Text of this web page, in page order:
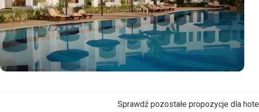
Sprawdź pozostałe propozycje dla